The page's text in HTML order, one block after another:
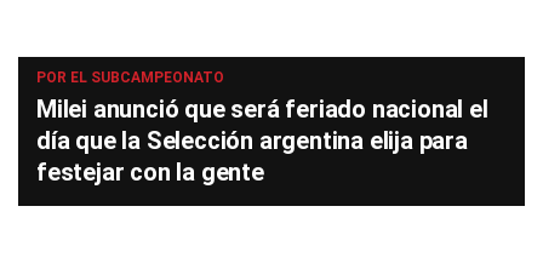
POR EL SUBCAMPEONATO
Milei anunció que será feriado nacional el
día que la Selección argentina elija para
festejar con la gente